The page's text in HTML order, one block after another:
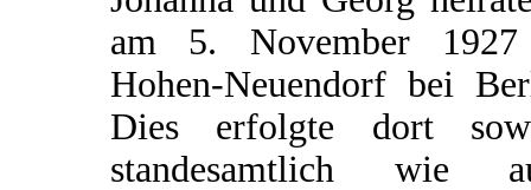
am 5. November
Hohen-Neuendorf bei
Dies erfolgte dort
standesamtlich wie